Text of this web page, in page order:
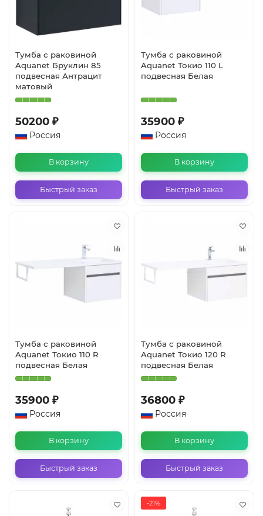
Тумба с раковиной
Aquanet Бруклин 85
подвесная Антрацит
матовый
50200 ₽
Россия
В корзину
Быстрый заказ
Тумба с раковиной
Aquanet Токио 110 L
подвесная Белая
35900 ₽
Россия
В корзину
Быстрый заказ
Тумба с раковиной
Aquanet Токио 110 R
подвесная Белая
35900 ₽
Россия
В корзину
Быстрый заказ
Тумба с раковиной
Aquanet Токио 120 R
подвесная Белая
36800 ₽
Россия
В корзину
Быстрый заказ
-21%